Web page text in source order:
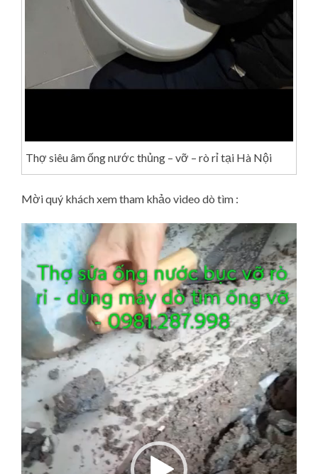
Thợ siêu âm ống nước thủng – vỡ – rò rỉ tại Hà Nội
Mời quý khách xem tham khảo video dò tìm :
Video
Player